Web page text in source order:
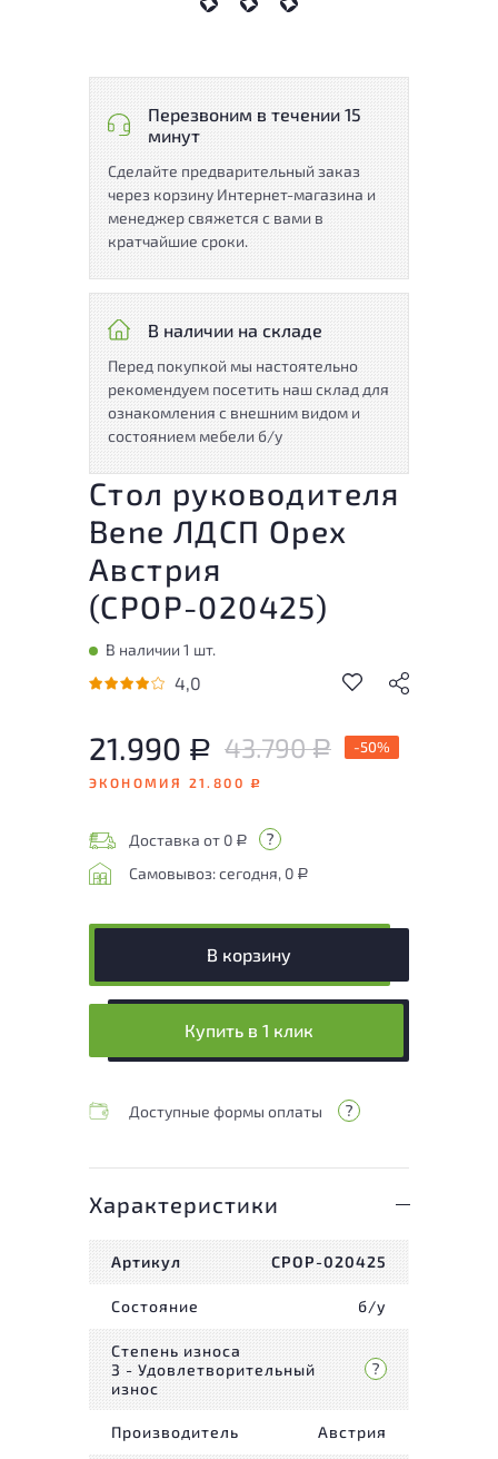
Перезвоним в течении 15
минут
Сделайте предварительный заказ
через корзину Интернет-магазина и
менеджер свяжется с вами в
кратчайшие сроки.
В наличии на складе
Перед покупкой мы настоятельно
рекомендуем посетить наш склад для
ознакомления с внешним видом и
состоянием мебели б/у
Стол руководителя
Bene ЛДСП Орех
Австрия
(СРОР-020425)
В наличии 1 шт.
4,0
21.990 Р 43.790Р -50%
ЭКОНОМИЯ 21.800Р
Доставка от 0 Р
Самовывоз: сегодня, 0 Р
В корзину
Купить в 1 клик
Доступные формы оплаты
Характеристики
Артикул СРОР-020425
Состояние б/у
Степень износа
3 - Удовлетворительный
износ
Производитель Австрия